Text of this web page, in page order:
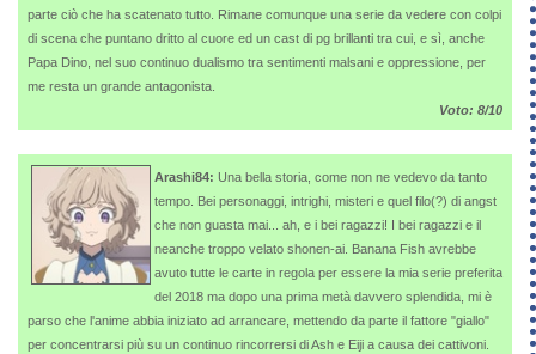
parte ciò che ha scatenato tutto. Rimane comunque una serie da vedere con colpi
di scena che puntano dritto al cuore ed un cast di pg brillanti tra cui, e sì, anche
Papa Dino, nel suo continuo dualismo tra sentimenti malsani e oppressione, per
me resta un grande antagonista.
Voto: 8/10
Arashi84: Una bella storia, come non ne vedevo da tanto
tempo. Bei personaggi, intrighi, misteri e quel filo(?) di angst
che non guasta mai... ah, e i bei ragazzi! I bei ragazzi e il
neanche troppo velato shonen-ai. Banana Fish avrebbe
avuto tutte le carte in regola per essere la mia serie preferita
del 2018 ma dopo una prima metà davvero splendida, mi è
parso che l'anime abbia iniziato ad arrancare, mettendo da parte il fattore "giallo"
per concentrarsi più su un continuo rincorrersi di Ash e Eiji a causa dei cattivoni.